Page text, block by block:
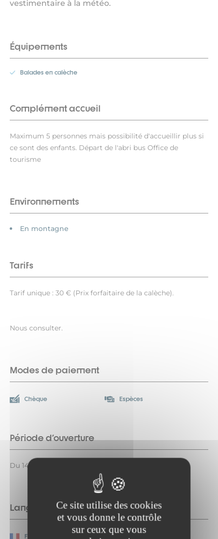
Ce site utilise des cookies
et vous donne le contrôle
sur ceux que vous
vestimentaire à la météo.
Équipements
Balades en calèche
Complément accueil
Maximum 5 personnes mais possibilité d'accueillir plus si
ce sont des enfants. Départ de l'abri bus Office de
tourisme
Environnements
En montagne
Tarifs
Tarif unique : 30 € (Prix forfaitaire de la calèche).
Nous consulter.
Modes de paiement
Chèque Espèces
Période d'ouverture
Du 14/12/2026 au 11/04/2027 du lundi au vendredi.
Langues parlées
Français